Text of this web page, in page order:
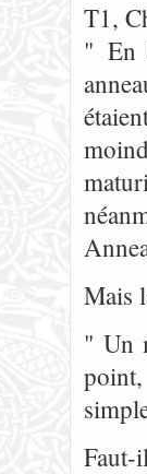
T1,
" En
Mais
" Un
Faut-